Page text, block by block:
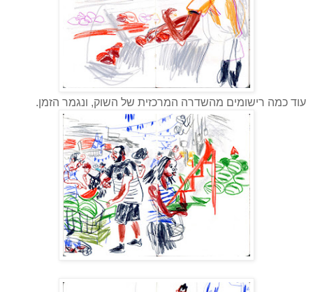
עוד כמה רישומים מהשדרה המרכזית של השוק, ונגמר הזמן.